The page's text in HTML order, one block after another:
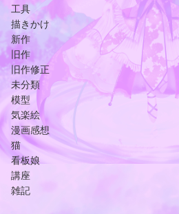
工具
描きかけ
新作
旧作
旧作修正
未分類
模型
気楽絵
漫画感想
猫
看板娘
講座
雑記